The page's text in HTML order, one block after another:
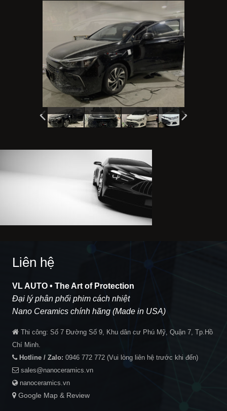
Liên hệ
VL AUTO • The Art of Protection
Đại lý phân phối phim cách nhiệt
Nano Ceramics chính hãng (Made in USA)
Thi công: Số 7 Đường Số 9, Khu dân cư Phú Mỹ, Quận 7, Tp.Hồ
Chí Minh.
Hotline / Zalo: 0946 772 772 (Vui lòng liên hệ trước khi đến)
sales@nanoceramics.vn
nanoceramics.vn
Google Map & Review